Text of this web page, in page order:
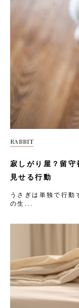
RABBIT
寂しがり屋？留守
見せる行動
うさぎは単独で行動
の生...